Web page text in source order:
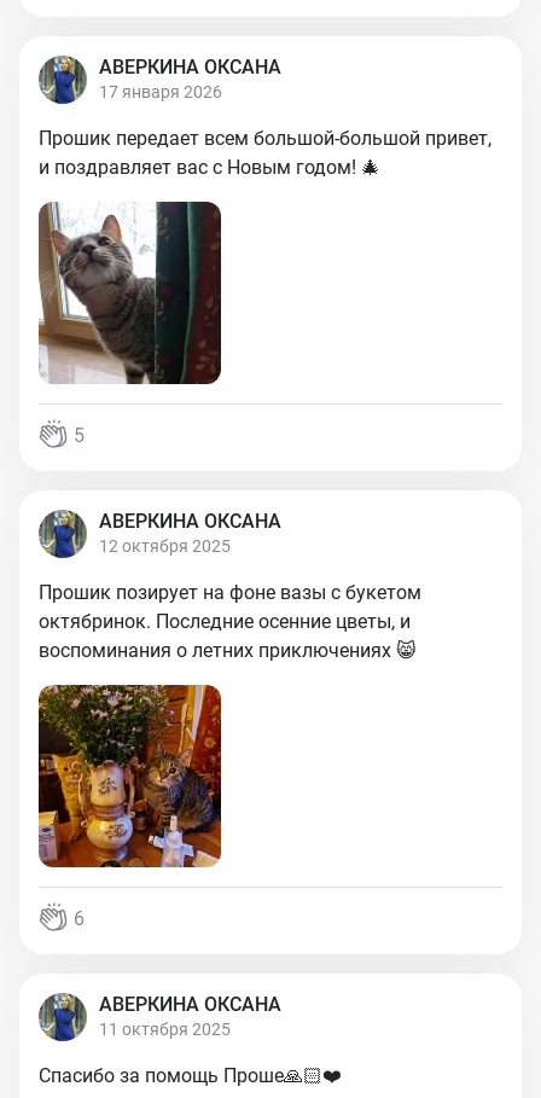
АВЕРКИНА ОКСАНА
17 января 2026
Прошик передает всем большой-большой привет,
и поздравляет вас с Новым годом! 🎄
5
АВЕРКИНА ОКСАНА
12 октября 2025
Прошик позирует на фоне вазы с букетом
октябринок. Последние осенние цветы, и
воспоминания о летних приключениях 😸
6
АВЕРКИНА ОКСАНА
11 октября 2025
Спасибо за помощь Проше🙏🏻❤️